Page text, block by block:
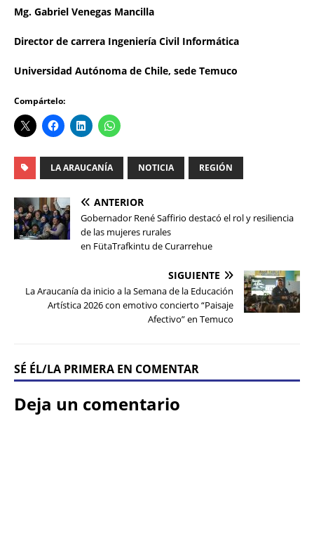
Mg. Gabriel Venegas Mancilla
Director de carrera Ingeniería Civil Informática
Universidad Autónoma de Chile, sede Temuco
Compártelo:
LA ARAUCANÍA NOTICIA REGIÓN
ANTERIOR
Gobernador René Saffirio destacó el rol y resiliencia
de las mujeres rurales
en FütaTrafkintu de Curarrehue
SIGUIENTE
La Araucanía da inicio a la Semana de la Educación
Artística 2026 con emotivo concierto “Paisaje
Afectivo” en Temuco
SÉ ÉL/LA PRIMERA EN COMENTAR
Deja un comentario